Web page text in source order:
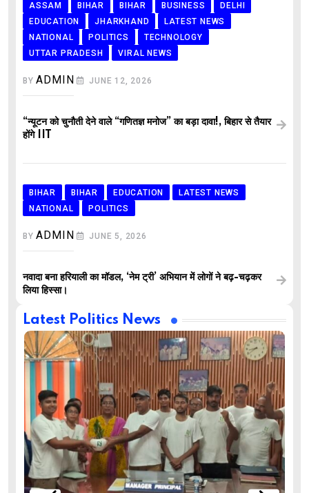
ASSAM BIHAR BIHAR BUSINESS
DELHI
EDUCATION
JHARKHAND
LATEST NEWS
NATIONAL
POLITICS
TECHNOLOGY
UTTAR PRADESH
VIRAL NEWS
BYADMIN JUNE 12, 2026
“न्यूटन को चुनौती देने वाले “गणितज्ञ मनोज” का बड़ा दावा!, बिहार से तैयार
होंगे IIT
BIHAR BIHAR EDUCATION
LATEST NEWS
NATIONAL
POLITICS
BYADMIN JUNE 5, 2026
नवादा बना हरियाली का मॉडल, ‘नेम ट्री’ अभियान में लोगों ने बढ़-चढ़कर
लिया हिस्सा।
Latest Politics News